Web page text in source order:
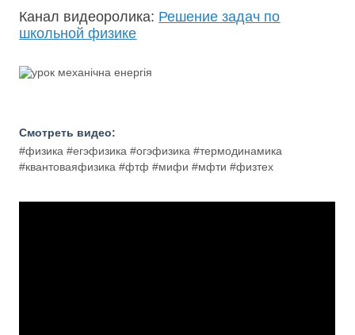
Канал видеоролика: Решение задач по
школьной физике
Смотреть видео:
#физика #егэфизика #огэфизика #термодинамика
#квантоваяфизика #фтф #мифи #мфти #физтех